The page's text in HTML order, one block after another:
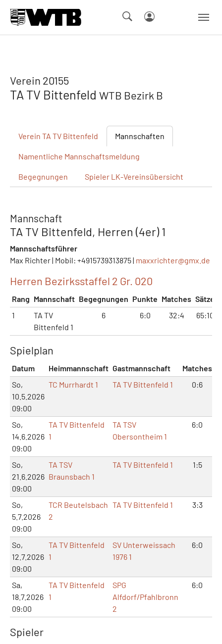
Verein 20155
TA TV Bittenfeld WTB Bezirk B
Verein TA TV Bittenfeld Mannschaften
Namentliche Mannschaftsmeldung
Begegnungen Spieler LK-Vereinsübersicht
Mannschaft
TA TV Bittenfeld, Herren (4er) 1
Mannschaftsführer
Max Richter | Mobil: +4915739313875 | maxxrichter@gmx.de
Herren Bezirksstaffel 2 Gr. 020
Rang Mannschaft Begegnungen Punkte Matches Sätze
1
TA TV
Bittenfeld 1
6 6:0 32:4 65:10
Spielplan
Datum Heimmannschaft Gastmannschaft Matches
So,
10.5.2026
09:00
TC Murrhardt 1 TA TV Bittenfeld 1 0:6
So,
14.6.2026
09:00
TA TV Bittenfeld
1
TA TSV
Obersontheim 1
6:0
So,
21.6.2026
09:00
TA TSV
Braunsbach 1
TA TV Bittenfeld 1 1:5
So,
5.7.2026
09:00
TCR Beutelsbach
2
TA TV Bittenfeld 1 3:3
So,
12.7.2026
09:00
TA TV Bittenfeld
1
SV Unterweissach
1976 1
6:0
Sa,
18.7.2026
09:00
TA TV Bittenfeld
1
SPG
Alfdorf/Pfahlbronn
2
6:0
Spieler